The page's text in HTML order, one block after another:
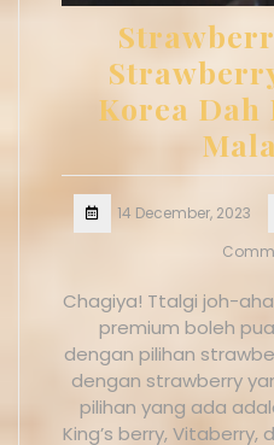
Korea Dah
14 December, 2023
Chagiya! Ttalgi joh-
premium boleh
dengan pilihan
dengan strawberry
pilihan yang ada
King’s berry, Vitaberry,